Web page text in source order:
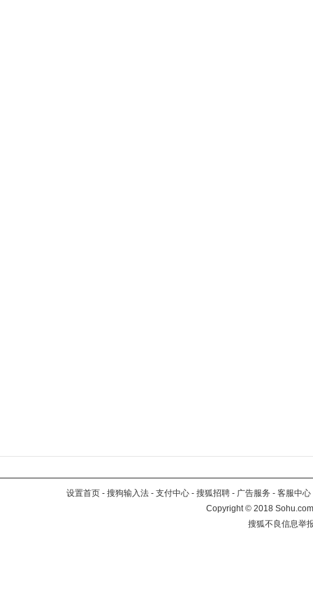
设置首页 - 搜狗输入法 - 支付中心 - 搜狐招聘 - 广告服务 - 客服中心
Copyright©2018
搜狐不良信息举